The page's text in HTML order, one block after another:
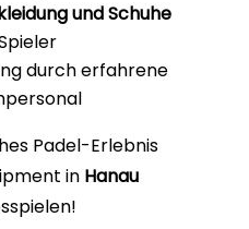
und Schuhe
durch erfahrene
Padel-Erlebnis
in Hanau